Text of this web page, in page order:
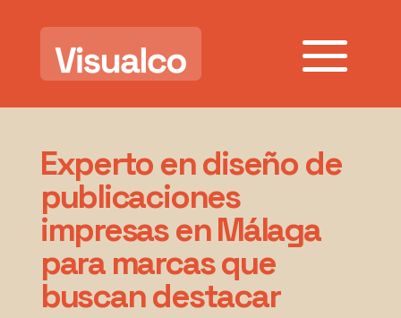
Experto en diseño de
publicaciones
impresas en Málaga
para marcas que
buscan destacar